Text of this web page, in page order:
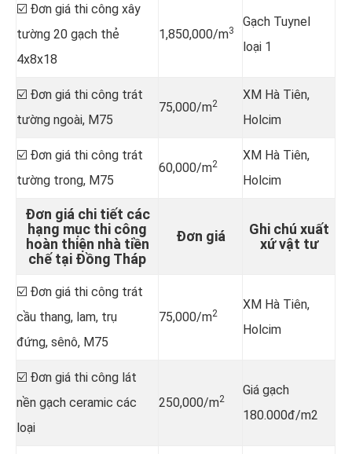
☑️ Đơn giá thi công xây
tường 20 gạch thẻ
4x8x18
1,850,000/m3
Gạch Tuynel
loại 1
☑️ Đơn giá thi công trát
tường ngoài, M75
75,000/m2
XM Hà Tiên,
Holcim
☑️ Đơn giá thi công trát
tường trong, M75
60,000/m2
XM Hà Tiên,
Holcim
Đơn giá chi tiết các
hạng mục thi công
hoàn thiện nhà tiền
chế tại Đồng Tháp
Đơn giá
Ghi chú xuất
xứ vật tư
☑️ Đơn giá thi công trát
cầu thang, lam, trụ
đứng, sênô, M75
75,000/m2
XM Hà Tiên,
Holcim
☑️ Đơn giá thi công lát
nền gạch ceramic các
loại
250,000/m2
Giá gạch
180.000đ/m2